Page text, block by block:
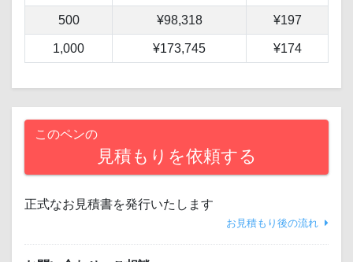
500 ¥98,318 ¥197
1,000 ¥173,745 ¥174
このペンの
見積もりを依頼する
正式なお見積書を発行いたします
お見積もり後の流れ